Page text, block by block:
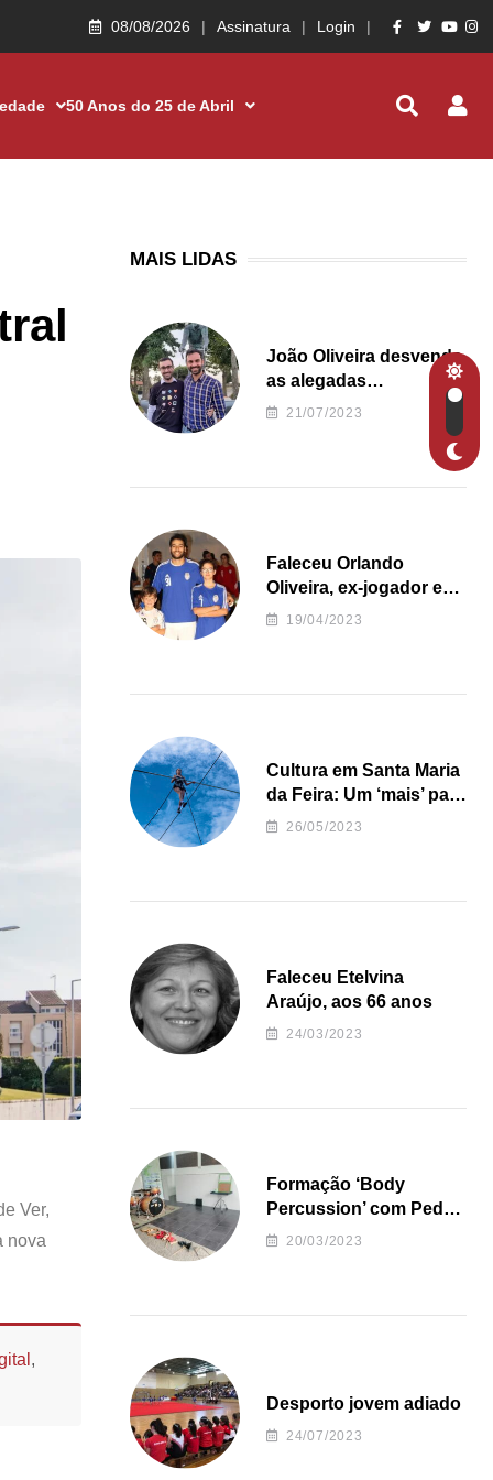
08/08/2026 Assinatura Login
50 Anos do 25 de Abril
Ver,
nova
,
MAIS LIDAS
João Oliveira desvenda
as alegadas
irregularidades da
Junta de Freguesia S.
21/07/2023
Faleceu Orlando
Oliveira, ex-jogador e
treinador da formação
19/04/2023
Cultura em Santa Maria
da Feira: Um ‘mais’ para
o Concelho
26/05/2023
Faleceu Etelvina
Araújo, aos 66 anos
24/03/2023
Formação ‘Body
Percussion’ com Pedro
Almeida
20/03/2023
Desporto jovem adiado
24/07/2023